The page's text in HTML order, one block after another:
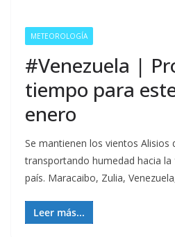
METEOROLOGÍA
#Venezuela |
tiempo para
enero
Se mantienen los vientos Alisios
transportando humedad hacia
país. Maracaibo, Zulia,
Leer más...